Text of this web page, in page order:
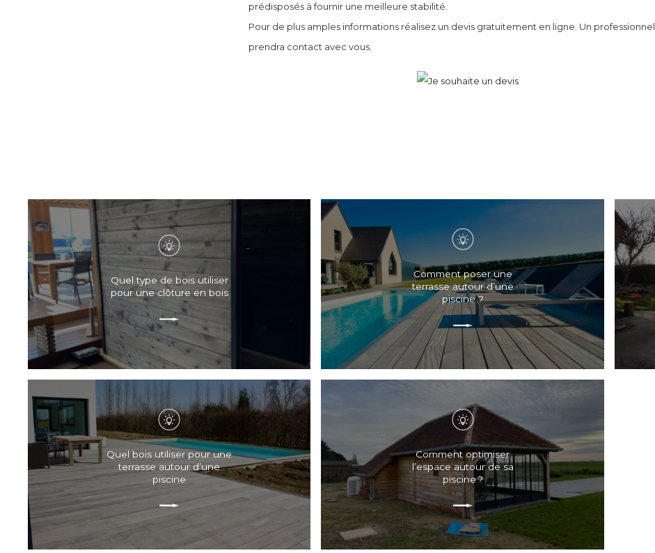
prédisposés à fournir une meilleure stabilité.
Pour de plus amples informations réalisez un devis gratuitement en ligne. Un professionnel
prendra contact avec vous.
Quel type de bois utiliser
pour une clôture en bois
Comment poser une
terrasse autour d’une
piscine ?
Quel bois utiliser pour une
terrasse autour d’une
piscine
Comment optimiser
l’espace autour de sa
piscine ?